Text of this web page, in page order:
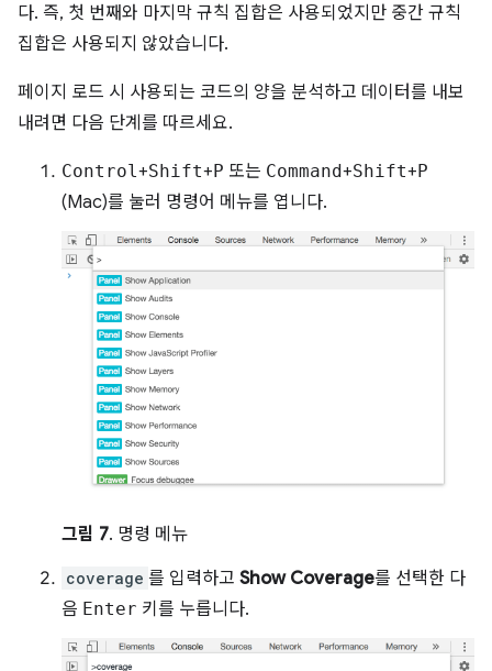
다. 즉, 첫 번째와 마지막 규칙 집합은 사용되었지만 중간 규칙
집합은 사용되지 않았습니다.
페이지 로드 시 사용되는 코드의 양을 분석하고 데이터를 내보
내려면 다음 단계를 따르세요.
Control +Shift+P 또는 Command+Shift+P
(Mac)를 눌러 명령어 메뉴를 엽니다.
그림 7. 명령 메뉴
coverage 를 입력하고 Show Coverage를 선택한 다
음 Enter 키를 누릅니다.